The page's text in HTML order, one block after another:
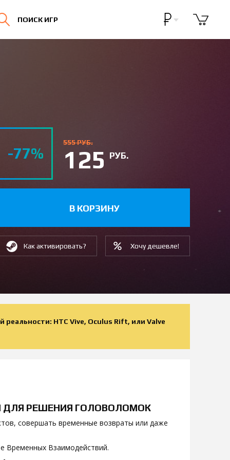
ПОИСК ИГР
-77%
555 РУБ.
125РУБ.
В КОРЗИНУ
Как активировать? Хочу дешевле!
HTC Vive, Oculus Rift, или Valve
ДЛЯ РЕШЕНИЯ ГОЛОВОЛОМОК
совершать временные возвраты или даже
Временных Взаимодействий.